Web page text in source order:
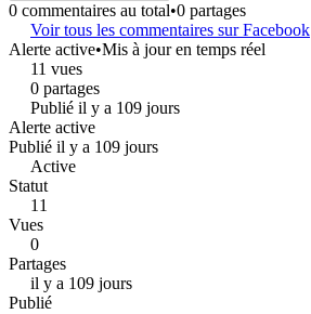
0 commentaires au total•0 partages
Voir tous les commentaires sur Facebook
Alerte active•Mis à jour en temps réel
11 vues
0 partages
Publié il y a 109 jours
Alerte active
Publié il y a 109 jours
Active
Statut
11
Vues
0
Partages
il y a 109 jours
Publié